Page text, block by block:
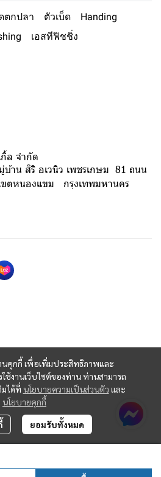
ตกปลา ตัวเบ็ด
Handing
เอสทีฟิชชิ่ง
นคุกกี้ เพื่อเพิ่มประสิทธิภาพและ
ช้งานเว็บไซต์ของท่าน ท่านสามารถ
มได้ที่ นโยบายความเป็นส่วนตัว และ
นโยบายคุกกี้
ยอมรับทั้งหมด
ล จำกัด
าน สิริ อเวนิว เพชรเกษม 81 ถนน
ขตหนองแขม กรุงเทพมหานคร
Reserved | Powered by MWE